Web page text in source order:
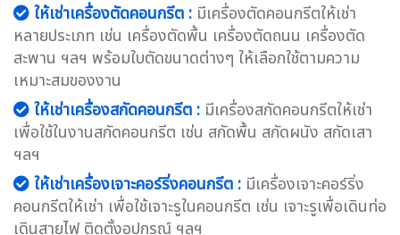
ให้เช่าเครื่องตัดคอนกรีต : มีเครื่องตัดคอนกรีตให้เช่า
หลายประเภท เช่น เครื่องตัดพื้น เครื่องตัดถนน เครื่องตัด
สะพาน ฯลฯ พร้อมใบตัดขนาดต่างๆ ให้เลือกใช้ตามความ
เหมาะสมของงาน
ให้เช่าเครื่องสกัดคอนกรีต : มีเครื่องสกัดคอนกรีตให้เช่า
เพื่อใช้ในงานสกัดคอนกรีต เช่น สกัดพื้น สกัดผนัง สกัดเสา
ฯลฯ
ให้เช่าเครื่องเจาะคอร์ริ่งคอนกรีต : มีเครื่องเจาะคอร์ริ่ง
คอนกรีตให้เช่า เพื่อใช้เจาะรูในคอนกรีต เช่น เจาะรูเพื่อเดินท่อ
เดินสายไฟ ติดตั้งอุปกรณ์ ฯลฯ